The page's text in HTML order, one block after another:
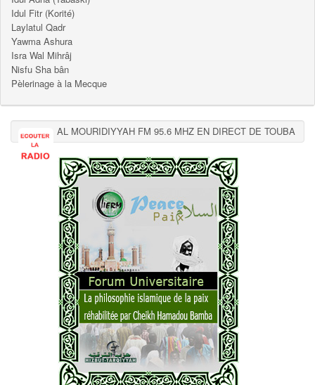
Idul Fitr (Korité)
Laylatul Qadr
Yawma Ashura
Isra Wal Mihrâj
Nisfu Sha bân
Pèlerinage à la Mecque
AL MOURIDIYYAH FM 95.6 MHZ EN DIRECT DE TOUBA